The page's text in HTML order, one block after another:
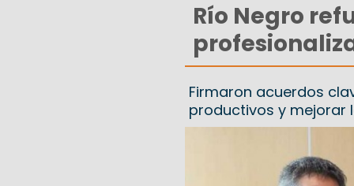
Río Negro
Firmaron acuerdos
productivos y mejorar